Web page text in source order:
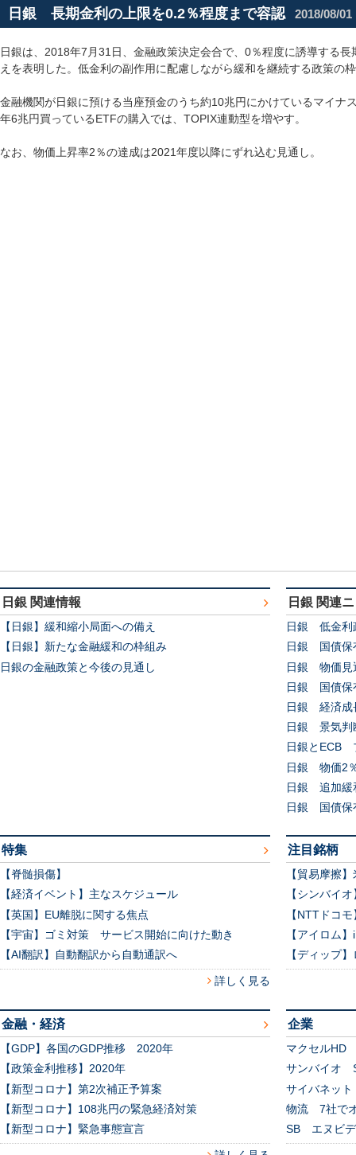
日銀 長期金利の上限を0.2％程度まで容認 2018/08/01
日銀は、2018年7月31日、金融政策決定会合で、0％程度に誘導する
えを表明した。低金利の副作用に配慮しながら緩和を継続する政策の
金融機関が日銀に預ける当座預金のうち約10兆円にかけているマイナ
年6兆円買っているETFの購入では、TOPIX連動型を増やす。
なお、物価上昇率2％の達成は2021年度以降にずれ込む見通し。
日銀 関連情報
【日銀】緩和縮小局面への備え
【日銀】新たな金融緩和の枠組み
日銀の金融政策と今後の見通し
日銀 関連
日銀 低金利
日銀 国債保
日銀 物価見
日銀 国債保
日銀 経済成
日銀 景気判
日銀とECB
日銀 物価2
日銀 追加緩
日銀 国債保
特集
【脊髄損傷】
【経済イベント】主なスケジュール
【英国】EU離脱に関する焦点
【宇宙】ゴミ対策 サービス開始に向けた動き
【AI翻訳】自動翻訳から自動通訳へ
詳しく見る
注目銘柄
【貿易摩擦
【シンバイ
【NTTドコ
【アイロム
【ディップ
金融・経済
【GDP】各国のGDP推移 2020年
【政策金利推移】2020年
【新型コロナ】第2次補正予算案
【新型コロナ】108兆円の緊急経済対策
【新型コロナ】緊急事態宣言
企業
マクセルHD
サンバイオ
サイバネッ
物流 7社で
SB エヌビデ